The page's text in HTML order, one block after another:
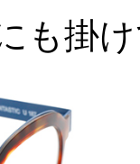
も掛